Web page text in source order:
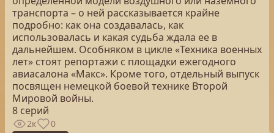
транспорта – о ней рассказывается крайне
подробно: как она создавалась, как
использовалась и какая судьба ждала ее в
дальнейшем. Особняком в цикле «Техника военных
лет» стоят репортажи с площадки ежегодного
авиасалона «Макс». Кроме того, отдельный выпуск
посвящен немецкой боевой технике Второй
Мировой войны.
8 серий
2к 0